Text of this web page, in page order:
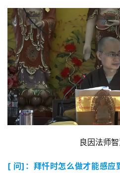
良因法师
[ 问]：拜忏时怎么做才能感应